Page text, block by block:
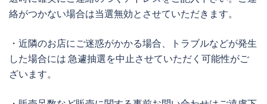
絡がつかない場合は当選無効とさせていただきます。
・近隣のお店にご迷惑がかかる場合、トラブルなどが発生
した場合には 急遽抽選を中止させていただく可能性がご
ざいます。